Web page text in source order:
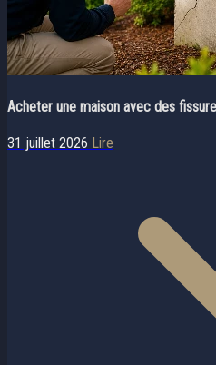
Acheter une maison avec des
31 juillet 2026 Lire